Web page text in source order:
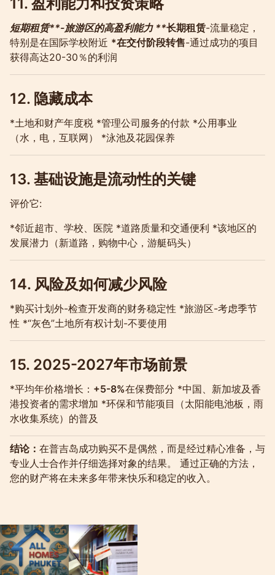
短期租赁**-旅游区的高盈利能力 **长期租赁-流量稳定，
特别是在国际学校附近 *在交付阶段转售-通过成功的项目
获得高达20-30％的利润
12. 隐藏成本
*土地和财产年度税 *管理公司服务的付款 *公用事业
（水，电，互联网） *泳池及花园保养
13. 基础设施是流动性的关键
评价它:
*邻近超市、学校、医院 *道路质量和交通便利 *该地区的
发展潜力（新道路，购物中心，游艇码头）
14. 风险及如何减少风险
*购买计划外-检查开发商的财务稳定性 *旅游区-考虑季节
性 *“灰色”土地所有权计划-不要使用
15. 2025-2027年市场前景
*平均年价格增长： +5-8%在保费部分 *中国、新加坡及香
港投资者的需求增加 *环保和节能项目（太阳能电池板，雨
水收集系统）的普及
结论： 在普吉岛成功购买不是偶然，而是经过精心准备，与
专业人士合作并仔细选择对象的结果。 通过正确的方法，
您的财产将在未来多年带来快乐和稳定的收入。